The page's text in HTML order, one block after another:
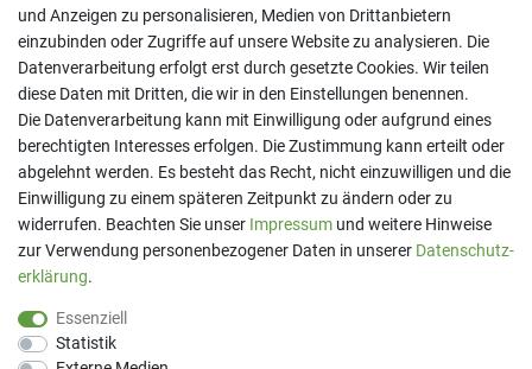
Kontakt
Telefon:07191 - 9 33 21 80
E-Mail:info@printaro.de
Bürozeiten
Mo - Fr 09:00 Uhr - 13:00 Uhr
und Anzeigen zu personalisieren, Medien von Drittanbietern
einzubinden oder Zugriffe auf unsere Website zu analysieren. Die
Datenverarbeitung erfolgt erst durch gesetzte Cookies. Wir teilen
diese Daten mit Dritten, die wir in den Einstellungen benennen.
Die Datenverarbeitung kann mit Einwilligung oder aufgrund eines
berechtigten Interesses erfolgen. Die Zustimmung kann erteilt oder
abgelehnt werden. Es besteht das Recht, nicht einzuwilligen und die
Einwilligung zu einem späteren Zeitpunkt zu ändern oder zu
widerrufen. Beachten Sie unser Impressum und weitere Hinweise
zur Verwendung personenbezogener Daten in unserer Daten­schutz­
erklärung.
Essenziell
Statistik